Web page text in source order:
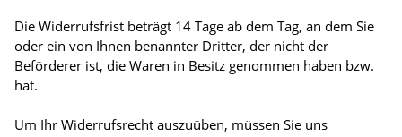
Die Widerrufsfrist beträgt 14 Tage ab dem Tag, an dem Sie
oder ein von Ihnen benannter Dritter, der nicht der
Beförderer ist, die Waren in Besitz genommen haben bzw.
hat.
Um Ihr Widerrufsrecht auszuüben, müssen Sie uns